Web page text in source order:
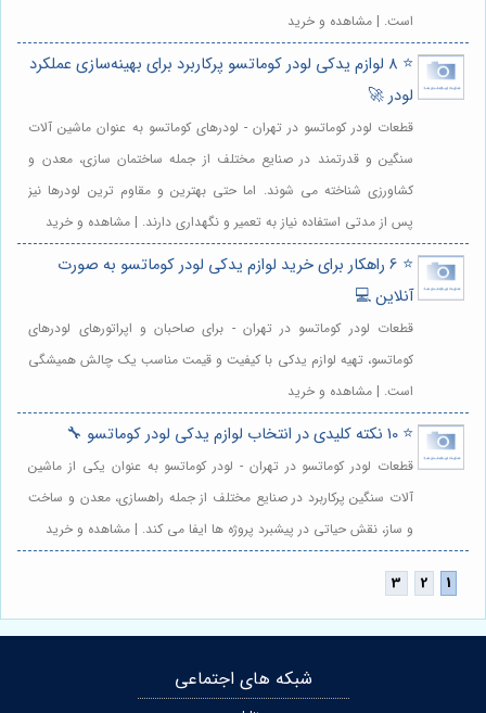
است. | مشاهده و خرید
⭐️ 8 لوازم یدکی لودر کوماتسو پرکاربرد برای بهینه‌سازی عملکرد
لودر 🚀
قطعات لودر کوماتسو در تهران - لودرهای کوماتسو به عنوان ماشین آلات
سنگین و قدرتمند در صنایع مختلف از جمله ساختمان سازی، معدن و
کشاورزی شناخته می شوند. اما حتی بهترین و مقاوم ترین لودرها نیز
پس از مدتی استفاده نیاز به تعمیر و نگهداری دارند. | مشاهده و خرید
⭐️ 6 راهکار برای خرید لوازم یدکی لودر کوماتسو به صورت
آنلاین 💻
قطعات لودر کوماتسو در تهران - برای صاحبان و اپراتورهای لودرهای
کوماتسو، تهیه لوازم یدکی با کیفیت و قیمت مناسب یک چالش همیشگی
است. | مشاهده و خرید
⭐️ 10 نکته کلیدی در انتخاب لوازم یدکی لودر کوماتسو 🔧
قطعات لودر کوماتسو در تهران - لودر کوماتسو به عنوان یکی از ماشین
آلات سنگین پرکاربرد در صنایع مختلف از جمله راهسازی، معدن و ساخت
و ساز، نقش حیاتی در پیشبرد پروژه ها ایفا می کند. | مشاهده و خرید
شبکه های اجتماعی